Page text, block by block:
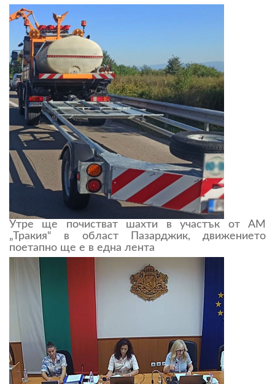
Утре ще почистват шахти в участък от АМ
„Тракия“ в област Пазарджик, движението
поетапно ще е в една лента